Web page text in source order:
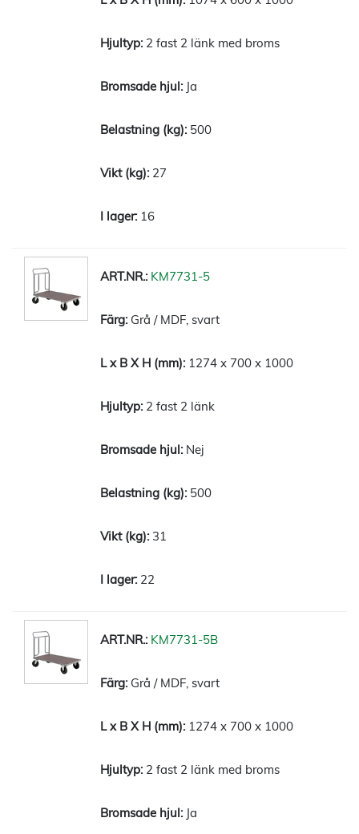
2 fast 2 länk med broms
Ja
500
27
16
KM7731-5
Grå / MDF, svart
1274 x 700 x 1000
2 fast 2 länk
Nej
500
31
22
KM7731-5B
Grå / MDF, svart
1274 x 700 x 1000
2 fast 2 länk med broms
Ja